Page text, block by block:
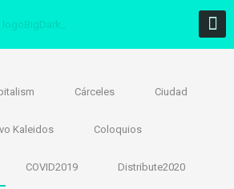
Cárceles Ciudad
Kaleidos Coloquios
COVID2019 Distribute2020